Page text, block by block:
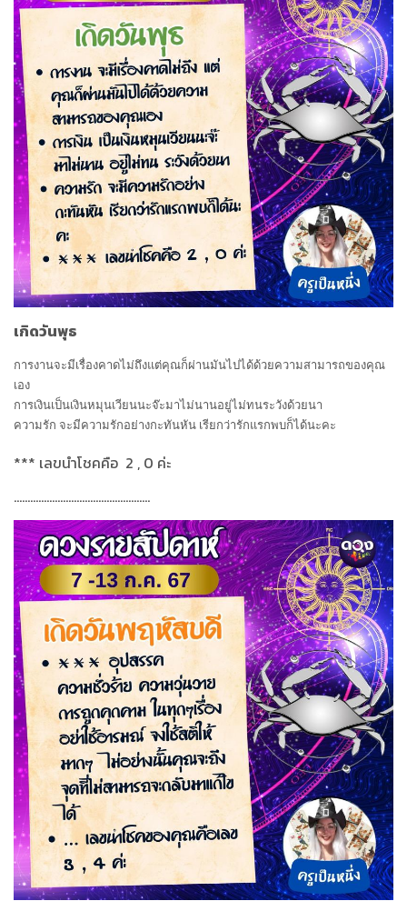
เกิดวันพุธ
การงานจะมีเรื่องคาดไม่ถึงแต่คุณก็ผ่านมันไปได้ด้วยความสามารถของคุณ
เอง
การเงินเป็นเงินหมุนเวียนนะจ๊ะมาไม่นานอยู่ไม่ทนระวังด้วยนา
ความรัก จะมีความรักอย่างกะทันหัน เรียกว่ารักแรกพบก็ได้นะคะ
*** เลขนำโชคคือ 2 , 0 ค่ะ
..................................................